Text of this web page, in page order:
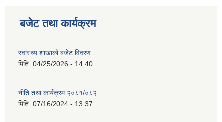
बजेट तथा कार्यक्रम
स्वास्थ्य शाखाको बजेट विवरण
मिति: 04/25/2026 - 14:40
नीति तथा कार्यक्रम २०८१/०८२
मिति: 07/16/2024 - 13:37